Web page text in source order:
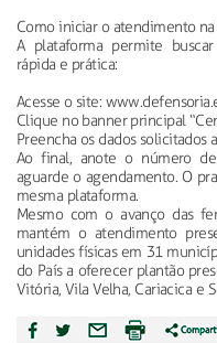
Como iniciar o atendimento na
A plataforma permite
rápida e prática:
Acesse o site:
Clique no banner principal
Preencha os dados
Ao final, anote o número
aguarde o agendamento. O
mesma plataforma.
Mesmo com o avanço das
mantém o atendimento
unidades físicas em 31
do País a oferecer plantão
Vitória, Vila Velha, Cariacica e